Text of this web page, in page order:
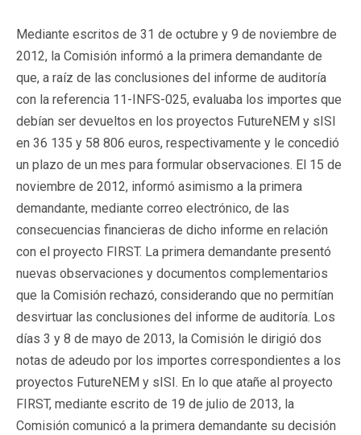
Mediante escritos de 31 de octubre y 9 de noviembre de
2012, la Comisión informó a la primera demandante de
que, a raíz de las conclusiones del informe de auditoría
con la referencia 11-INFS-025, evaluaba los importes que
debían ser devueltos en los proyectos FutureNEM y sISI
en 36 135 y 58 806 euros, respectivamente y le concedió
un plazo de un mes para formular observaciones. El 15 de
noviembre de 2012, informó asimismo a la primera
demandante, mediante correo electrónico, de las
consecuencias financieras de dicho informe en relación
con el proyecto FIRST. La primera demandante presentó
nuevas observaciones y documentos complementarios
que la Comisión rechazó, considerando que no permitían
desvirtuar las conclusiones del informe de auditoría. Los
días 3 y 8 de mayo de 2013, la Comisión le dirigió dos
notas de adeudo por los importes correspondientes a los
proyectos FutureNEM y sISI. En lo que atañe al proyecto
FIRST, mediante escrito de 19 de julio de 2013, la
Comisión comunicó a la primera demandante su decisión